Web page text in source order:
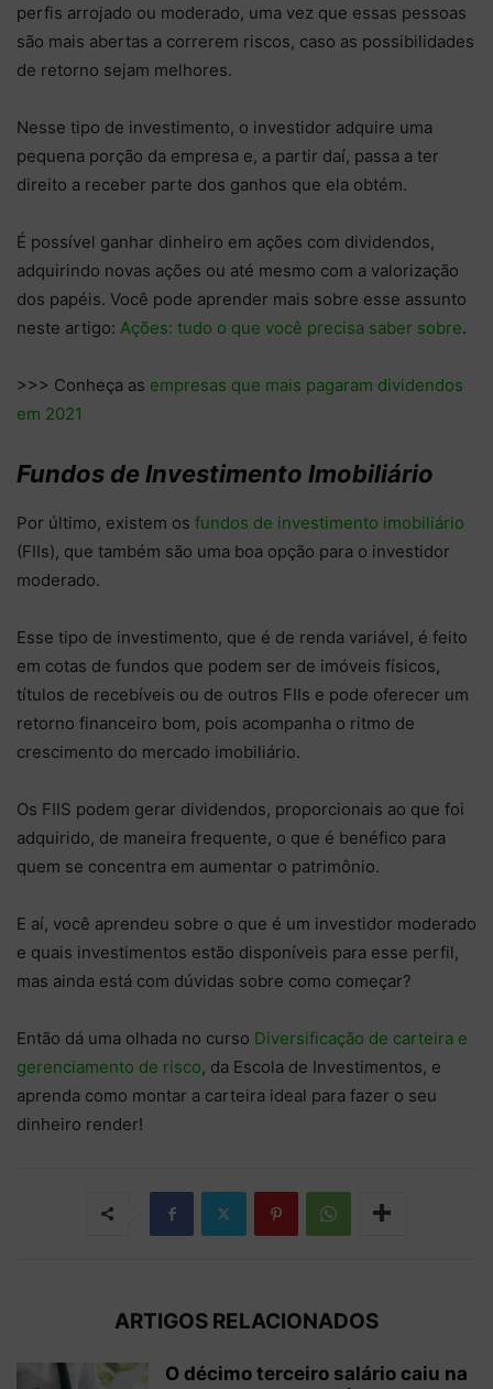
perfis arrojado ou moderado, uma vez que essas pessoas
são mais abertas a correrem riscos, caso as possibilidades
de retorno sejam melhores.
Nesse tipo de investimento, o investidor adquire uma
pequena porção da empresa e, a partir daí, passa a ter
direito a receber parte dos ganhos que ela obtém.
É possível ganhar dinheiro em ações com dividendos,
adquirindo novas ações ou até mesmo com a valorização
dos papéis. Você pode aprender mais sobre esse assunto
neste artigo: Ações: tudo o que você precisa saber sobre.
>>> Conheça as empresas que mais pagaram dividendos
em 2021
Fundos de Investimento Imobiliário
Por último, existem os fundos de investimento imobiliário
(FIIs), que também são uma boa opção para o investidor
moderado.
Esse tipo de investimento, que é de renda variável, é feito
em cotas de fundos que podem ser de imóveis físicos,
títulos de recebíveis ou de outros FIIs e pode oferecer um
retorno financeiro bom, pois acompanha o ritmo de
crescimento do mercado imobiliário.
Os FIIS podem gerar dividendos, proporcionais ao que foi
adquirido, de maneira frequente, o que é benéfico para
quem se concentra em aumentar o patrimônio.
E aí, você aprendeu sobre o que é um investidor moderado
e quais investimentos estão disponíveis para esse perfil,
mas ainda está com dúvidas sobre como começar?
Então dá uma olhada no curso Diversificação de carteira e
gerenciamento de risco, da Escola de Investimentos, e
aprenda como montar a carteira ideal para fazer o seu
dinheiro render!
ARTIGOS RELACIONADOS
O décimo terceiro salário caiu na